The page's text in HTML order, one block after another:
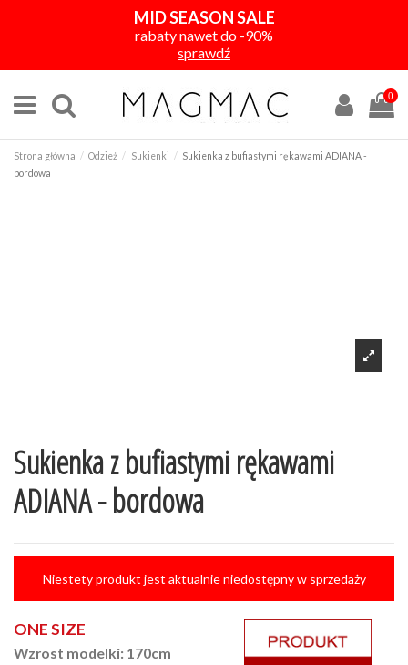
MID SEASON SALE
rabaty nawet do -90%
sprawdź
0
Strona główna Odzież Sukienki
Sukienka z bufiastymi rękawami ADIANA -
bordowa
Sukienka z bufiastymi rękawami
ADIANA - bordowa
Niestety produkt jest aktualnie niedostępny w sprzedaży
ONE SIZE
Wzrost modelki: 170cm